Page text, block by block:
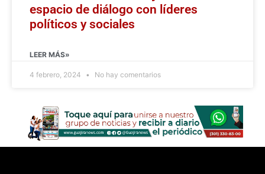
espacio de diálogo con líderes
políticos y sociales
LEER MÁS»
4 febrero, 2024 No hay comentarios